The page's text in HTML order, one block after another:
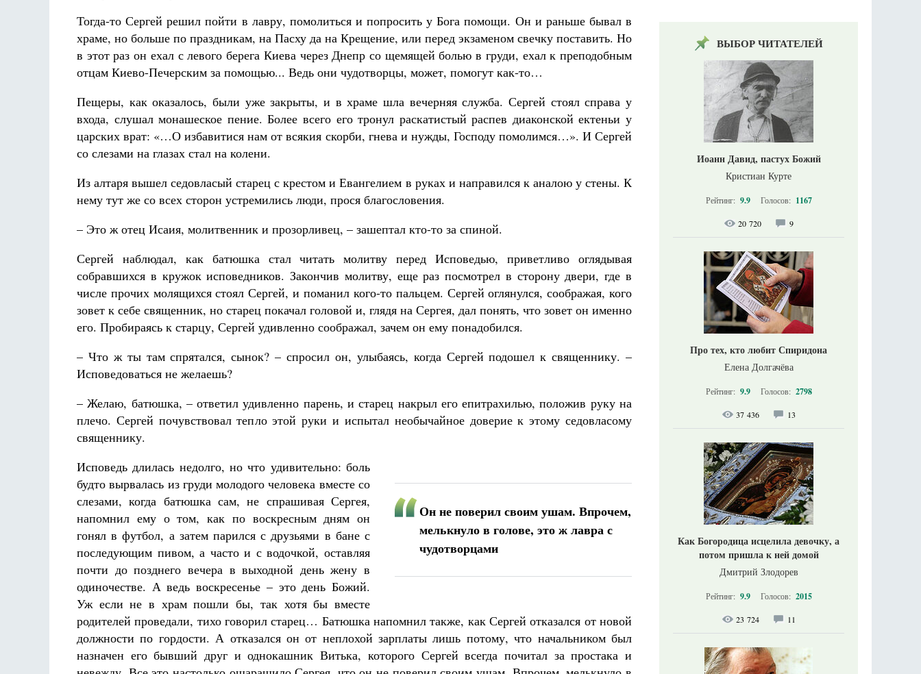
Тогда-то Сергей решил пойти в лавру, помолиться и попросить у Бога помощи. Он и раньше бывал в
храме, но больше по праздникам, на Пасху да на Крещение, или перед экзаменом свечку поставить. Но
в этот раз он ехал с левого берега Киева через Днепр со щемящей болью в груди, ехал к преподобным
отцам Киево-Печерским за помощью... Ведь они чудотворцы, может, помогут как-то…
Пещеры, как оказалось, были уже закрыты, и в храме шла вечерняя служба. Сергей стоял справа у
входа, слушал монашеское пение. Более всего его тронул раскатистый распев диаконской ектеньи у
царских врат: «…О избавитися нам от всякия скорби, гнева и нужды, Господу помолимся…». И Сергей
со слезами на глазах стал на колени.
Из алтаря вышел седовласый старец с крестом и Евангелием в руках и направился к аналою у стены. К
нему тут же со всех сторон устремились люди, прося благословения.
– Это ж отец Исаия, молитвенник и прозорливец, – зашептал кто-то за спиной.
Сергей наблюдал, как батюшка стал читать молитву перед Исповедью, приветливо оглядывая
собравшихся в кружок исповедников. Закончив молитву, еще раз посмотрел в сторону двери, где в
числе прочих молящихся стоял Сергей, и поманил кого-то пальцем. Сергей оглянулся, соображая, кого
зовет к себе священник, но старец покачал головой и, глядя на Сергея, дал понять, что зовет он именно
его. Пробираясь к старцу, Сергей удивленно соображал, зачем он ему понадобился.
– Что ж ты там спрятался, сынок? – спросил он, улыбаясь, когда Сергей подошел к священнику. –
Исповедоваться не желаешь?
– Желаю, батюшка, – ответил удивленно парень, и старец накрыл его епитрахилью, положив руку на
плечо. Сергей почувствовал тепло этой руки и испытал необычайное доверие к этому седовласому
священнику.
Он не поверил своим ушам. Впрочем,
мелькнуло в голове, это ж лавра с
чудотворцами
Исповедь длилась недолго, но что удивительно: боль
будто вырвалась из груди молодого человека вместе со
слезами, когда батюшка сам, не спрашивая Сергея,
напомнил ему о том, как по воскресным дням он
гонял в футбол, а затем парился с друзьями в бане с
последующим пивом, а часто и с водочкой, оставляя
почти до позднего вечера в выходной день жену в
одиночестве. А ведь воскресенье – это день Божий.
Уж если не в храм пошли бы, так хотя бы вместе
родителей проведали, тихо говорил старец… Батюшка напомнил также, как Сергей отказался от новой
должности по гордости. А отказался он от неплохой зарплаты лишь потому, что начальником был
назначен его бывший друг и однокашник Витька, которого Сергей всегда почитал за простака и
ВЫБОР ЧИТАТЕЛЕЙ
Иоанн Давид, пастух Божий
Кристиан Курте
Рейтинг: 9.9 Голосов: 1167
20 720 9
Про тех, кто любит Спиридона
Елена Долгачёва
Рейтинг: 9.9 Голосов: 2798
37 436 13
Как Богородица исцелила девочку, а
потом пришла к ней домой
Дмитрий Злодорев
Рейтинг: 9.9 Голосов: 2015
23 724 11